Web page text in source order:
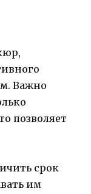
Важно
позволяет
срок
им